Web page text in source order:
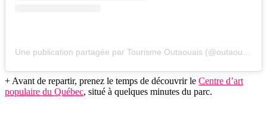
Une publication partagée par Tourisme Outaouais (@outaouais)
+ Avant de repartir, prenez le temps de découvrir le Centre d’art
populaire du Québec, situé à quelques minutes du parc.